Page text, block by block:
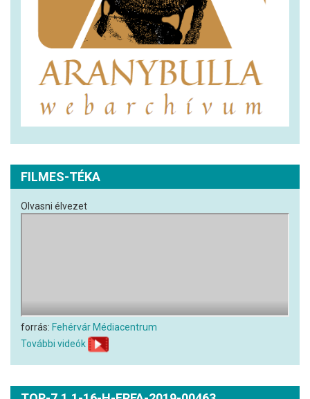
FILMES-TÉKA
Olvasni élvezet
forrás: Fehérvár Médiacentrum
További videók